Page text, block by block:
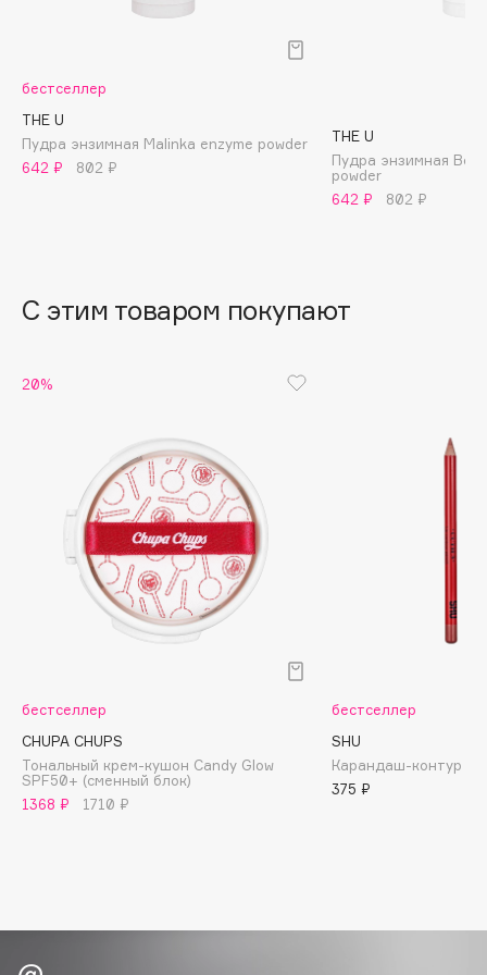
Baffy
Balmain Hair Couture
Banderas
Beautyblades
НОВИНКА
Biorepair
BOOMSHOP
BORK
Brunello Cucinelli
Bvlgari
бестселлер
THE U
Пудра энзимная Malinka enzyme powder
642 ₽
802 ₽
THE U
Пудра энзимная
powder
642 ₽
802 ₽
С этим товаром покупают
20%
бестселлер
CHUPA CHUPS
Тональный крем-кушон Candy Glow
SPF50+ (сменный блок)
1368 ₽
1710 ₽
бестселлер
SHU
Карандаш-контур
375 ₽